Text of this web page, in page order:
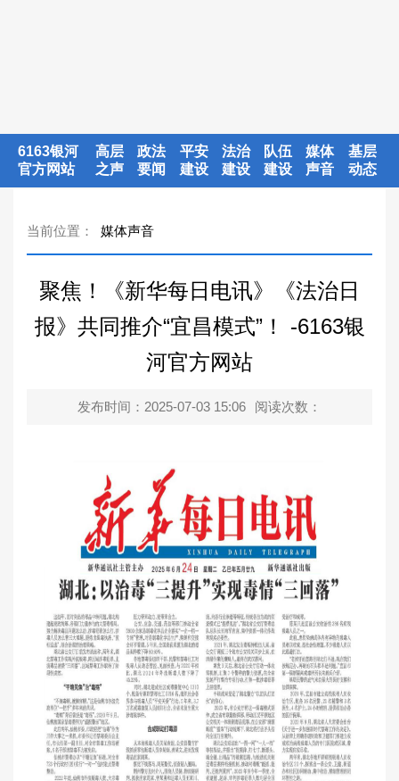
6163银河
官方网站
高层
之声
政法
要闻
平安
建设
法治
建设
队伍
建设
媒体
声音
基层
动态
当前位置： 媒体声音
聚焦！《新华每日电讯》《法治日
报》共同推介“宜昌模式”！ -6163银
河官方网站
发布时间：2025-07-03 15:06 阅读次数：